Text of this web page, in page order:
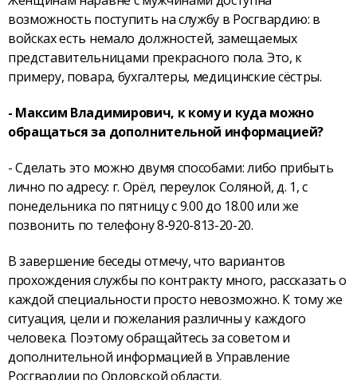
возможность поступить на службу в Росгвардию: в
войсках есть немало должностей, замещаемых
представительницами прекрасного пола. Это, к
примеру, повара, бухгалтеры, медицинские сёстры.
- Максим Владимирович, к кому и куда можно
обращаться за дополнительной информацией?
- Сделать это можно двумя способами: либо прибыть
лично по адресу: г. Орёл, переулок Соляной, д. 1, с
понедельника по пятницу с 9.00 до 18.00 или же
позвонить по телефону 8-920-813-20-20.
В завершение беседы отмечу, что вариантов
прохождения службы по контракту много, рассказать о
каждой специальности просто невозможно. К тому же
ситуация, цели и пожелания различны у каждого
человека. Поэтому обращайтесь за советом и
дополнительной информацией в Управление
Росгвардии по Орловской области.